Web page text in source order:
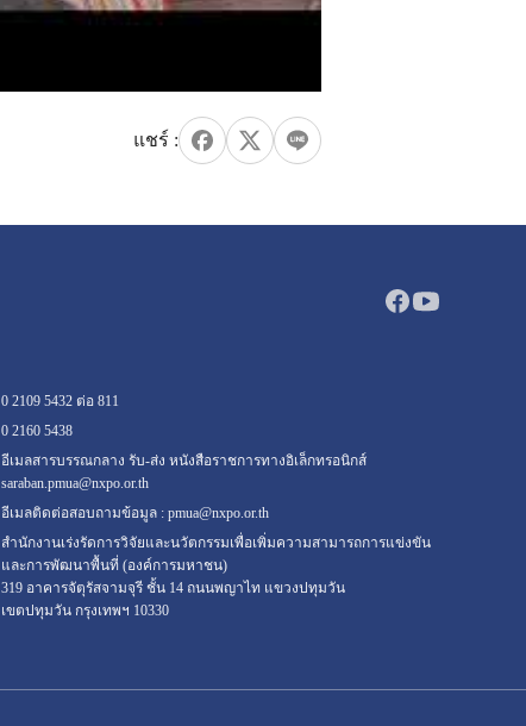
0 2109 5432 ต่อ 811
0 21605438
อีเมลสารบรรณกลาง รับ-ส่ง หนังสือราชการทางอิเล็กทรอนิกส์
saraban.pmua@nxpo.or.th
อีเมลติดต่อสอบถามข้อมูล :pmua@nxpo.or.th
สำนักงานเร่งรัดการวิจัยและนวัตกรรมเพื่อเพิ่มความสามารถการแข่งขัน
และการพัฒนาพื้นที่ (องค์การมหาชน)
319 อาคารจัตุรัสจามจุรี ชั้น 14 ถนนพญาไท แขวงปทุมวัน
เขตปทุมวัน กรุงเทพฯ 10330